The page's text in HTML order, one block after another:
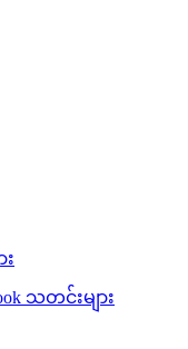
သတင်းများ